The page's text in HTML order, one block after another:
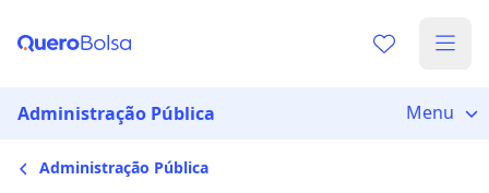
Administração Pública Menu
Administração Pública